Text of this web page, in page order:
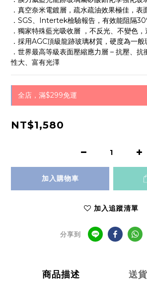
．真空奈米電鍍層，疏水疏油效果極佳，表
．SGS、Intertek檢驗報告，有效能阻隔
．獨家特殊藍光吸收層 ，不反光、不變色
．採用AGC頂級龍跡玻璃材質，硬度為一
．世界最高等級表面壓縮應力層 – 抗壓、
性大、富有光澤
全店，滿$299免運
NT$1,580
加入購物車
加入追蹤清單
分享到
商品描述 送